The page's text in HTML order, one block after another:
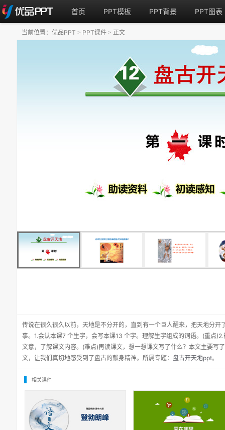
首页 PPT模板 PPT背景 PPT图表
传说在很久很久以前，天地是不分开的，直到有一个巨人醒来，把天地分开
事。1.会认本课7 个生字，会写本课13 个字。理解生字组成的词语。(重点
文意，了解课文内容。(难点)再读课文，想一想课文写了什么？本文主要写
文，让我们真切地感受到了盘古的献身精神。所属专题： 盘古开天地ppt。
当前位置： 优品PPT > PPT课件 > 正文
相关课件